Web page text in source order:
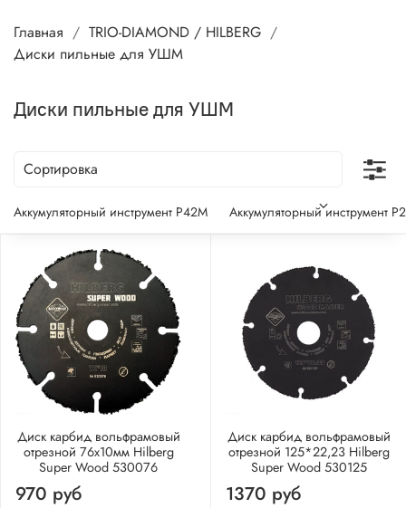
Главная
TRIO-DIAMOND / HILBERG
Диски пильные для УШМ
Диски пильные для УШМ
Аккумуляторный инструмент P42M Аккумуляторный инструмент
Диск карбид вольфрамовый
отрезной 76х10мм Hilberg
Super Wood 530076
970 руб
Диск карбид вольфрамовый
отрезной 125*22,23 Hilberg
Super Wood 530125
1370 руб